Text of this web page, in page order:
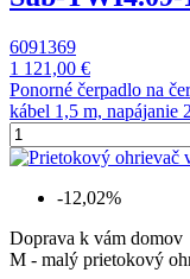
6091369
1 121,00 €
Ponorné čerpadlo na
kábel 1,5 m, napájanie
-12,02%
Doprava k vám domov
M - malý prietokový